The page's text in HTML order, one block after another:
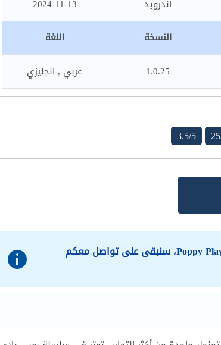
اندرويد
2024-11-13
النسخة اللغة
1.0.25 عربي , انجليزي
3.5/5 25
تم إيقاف تطوير اللعبة و هذا هو الإصدار الأخير للعبة Poppy Playtime Chapter 3، سنبقى على تواصل معكم